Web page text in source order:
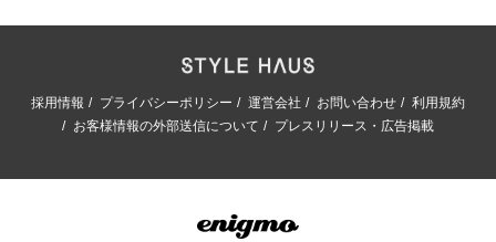
採用情報 プライバシーポリシー 運営会社 お問い合わせ
利用規約
お客様情報の外部送信について
プレスリリース・広告掲載